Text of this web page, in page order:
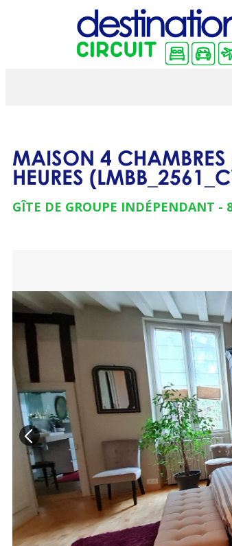
MAISON 4 CHAMBRES
HEURES (
GÎTE DE GROUPE INDÉPENDANT